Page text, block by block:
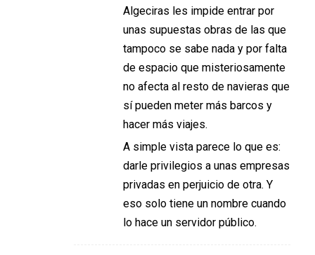
Algeciras les impide entrar por
unas supuestas obras de las que
tampoco se sabe nada y por falta
de espacio que misteriosamente
no afecta al resto de navieras que
sí pueden meter más barcos y
hacer más viajes.
A simple vista parece lo que es:
darle privilegios a unas empresas
privadas en perjuicio de otra. Y
eso solo tiene un nombre cuando
lo hace un servidor público.